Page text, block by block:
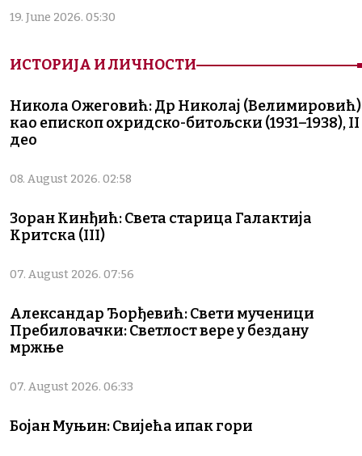
19. June 2026. 05:30
ИСТОРИЈА И ЛИЧНОСТИ
Никола Ожеговић: Др Николај (Велимировић)
као епископ охридско-битољски (1931–1938), II
део
08. August 2026. 02:58
Зоран Кинђић: Света старица Галактија
Критска (III)
07. August 2026. 07:56
Александар Ђорђевић: Свети мученици
Пребиловачки: Светлост вере у бездану
мржње
07. August 2026. 06:33
Бојан Муњин: Свијећа ипак гори